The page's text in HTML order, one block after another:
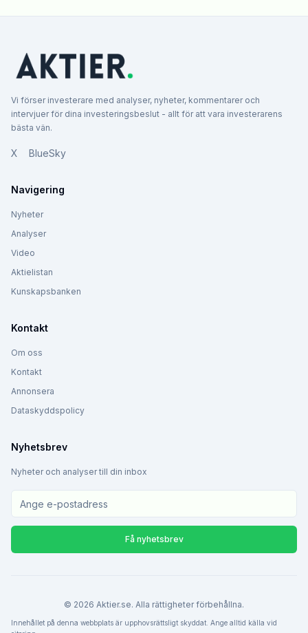
Vi förser investerare med analyser, nyheter, kommentarer och
intervjuer för dina investeringsbeslut - allt för att vara investerarens
bästa vän.
X BlueSky
Navigering
Nyheter
Analyser
Video
Aktielistan
Kunskapsbanken
Kontakt
Om oss
Kontakt
Annonsera
Dataskyddspolicy
Nyhetsbrev
Nyheter och analyser till din inbox
Få nyhetsbrev
© 2026 Aktier.se. Alla rättigheter förbehållna.
Innehållet på denna webbplats är upphovsrättsligt skyddat. Ange alltid källa vid